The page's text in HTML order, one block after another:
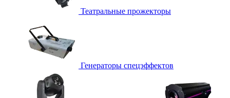
Театральные прожекторы
Генераторы спецэффектов